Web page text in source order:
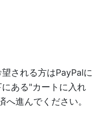
される方はPayPalに
ある"カートに入れ
へ進んでください。